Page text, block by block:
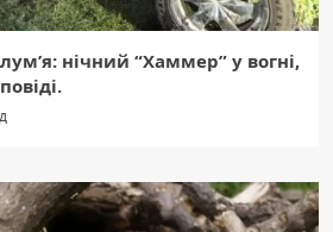
нічний “Хаммер” у вогні,